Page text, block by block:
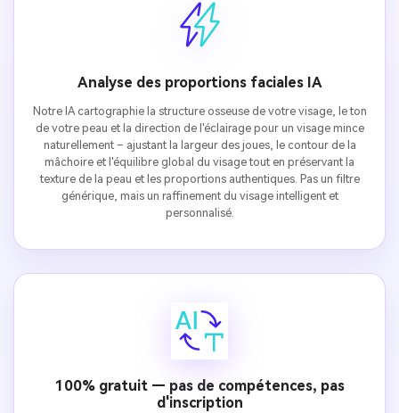
Analyse des proportions faciales IA
Notre IA cartographie la structure osseuse de votre visage, le ton
de votre peau et la direction de l'éclairage pour un visage mince
naturellement – ajustant la largeur des joues, le contour de la
mâchoire et l'équilibre global du visage tout en préservant la
texture de la peau et les proportions authentiques. Pas un filtre
générique, mais un raffinement du visage intelligent et
personnalisé.
100% gratuit — pas de compétences, pas
d'inscription